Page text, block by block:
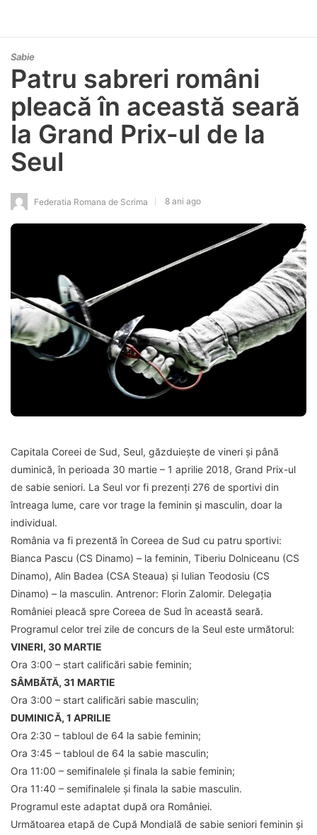
Sabie
Patru sabreri români
pleacă în această seară
la Grand Prix-ul de la
Seul
Federatia Romana de Scrima 8 ani ago
Capitala Coreei de Sud, Seul, găzduiește de vineri și până
duminică, în perioada 30 martie – 1 aprilie 2018, Grand Prix-ul
de sabie seniori. La Seul vor fi prezenți 276 de sportivi din
întreaga lume, care vor trage la feminin și masculin, doar la
individual.
România va fi prezentă în Coreea de Sud cu patru sportivi:
Bianca Pascu (CS Dinamo) – la feminin, Tiberiu Dolniceanu (CS
Dinamo), Alin Badea (CSA Steaua) și Iulian Teodosiu (CS
Dinamo) – la masculin. Antrenor: Florin Zalomir. Delegația
României pleacă spre Coreea de Sud în această seară.
Programul celor trei zile de concurs de la Seul este următorul:
VINERI, 30 MARTIE
Ora 3:00 – start calificări sabie feminin;
SÂMBĂTĂ, 31 MARTIE
Ora 3:00 – start calificări sabie masculin;
DUMINICĂ, 1 APRILIE
Ora 2:30 – tabloul de 64 la sabie feminin;
Ora 3:45 – tabloul de 64 la sabie masculin;
Ora 11:00 – semifinalele și finala la sabie feminin;
Ora 11:40 – semifinalele și finala la sabie masculin.
Programul este adaptat după ora României.
Următoarea etapă de Cupă Mondială de sabie seniori feminin și